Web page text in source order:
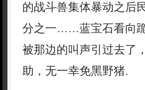
的战斗兽集体暴动之后
分之一……蓝宝石看向
被那边的叫声引过去
助，无一幸免黑野猪.